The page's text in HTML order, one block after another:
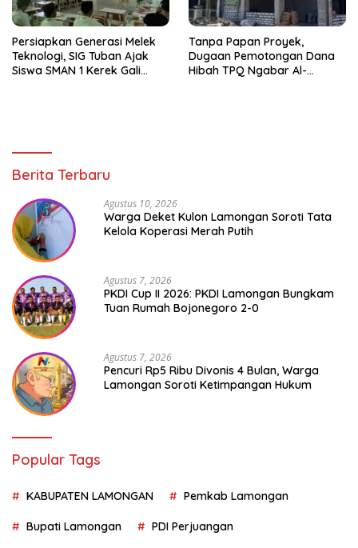
Persiapkan Generasi Melek
Teknologi, SIG Tuban Ajak
Siswa SMAN 1 Kerek Gali
Tanpa Papan Proyek,
Dugaan Pemotongan Dana
Hibah TPQ Ngabar Al-
Berita Terbaru
Agustus 10, 2026
Warga Deket Kulon Lamongan Soroti Tata
Kelola Koperasi Merah Putih
Agustus 7, 2026
PKDI Cup II 2026: PKDI Lamongan Bungkam
Tuan Rumah Bojonegoro 2-0
Agustus 7, 2026
Pencuri Rp5 Ribu Divonis 4 Bulan, Warga
Lamongan Soroti Ketimpangan Hukum
Popular Tags
KABUPATEN LAMONGAN Pemkab Lamongan
Bupati Lamongan PDI Perjuangan